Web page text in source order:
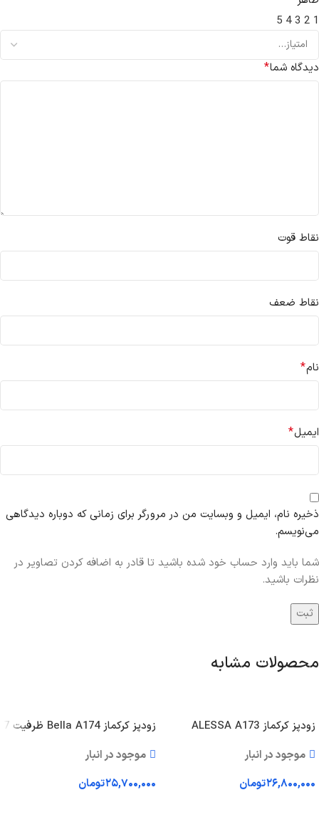
1
2
3
4
5
دیدگاه شما*
نقاط قوت
نقاط ضعف
نام*
ایمیل*
ذخیره نام، ایمیل و وبسایت من در مرورگر برای زمانی که دوباره دیدگاهی
می‌نویسم.
شما باید وارد حساب خود شده باشید تا قادر به اضافه کردن تصاویر در
نظرات باشید.
محصولات مشابه
زودپز کرکماز ALESSA A173
موجود در انبار
۲۶,۸۰۰,۰۰۰تومان
زودپز کرکماز Bella A174 ظرفیت 7
موجود در انبار
۲۵,۷۰۰,۰۰۰تومان